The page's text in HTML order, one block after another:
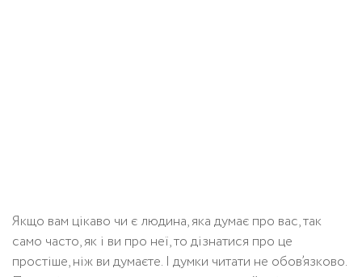
Якщо вам цікаво чи є людина, яка думає про вас, так
само часто, як і ви про неї, то дізнатися про це
простіше, ніж ви думаєте. І думки читати не обов’язково.